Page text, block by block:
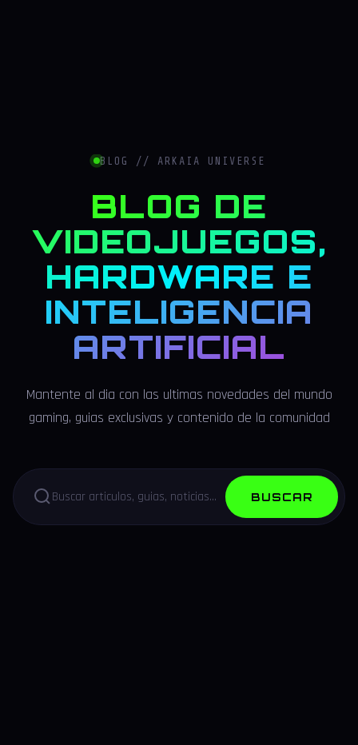
BLOG // ARKAIA UNIVERSE
BLOG DE
VIDEOJUEGOS,
HARDWARE E
INTELIGENCIA
ARTIFICIAL
Mantente al dia con las ultimas novedades del mundo
gaming, guias exclusivas y contenido de la comunidad
BUSCAR